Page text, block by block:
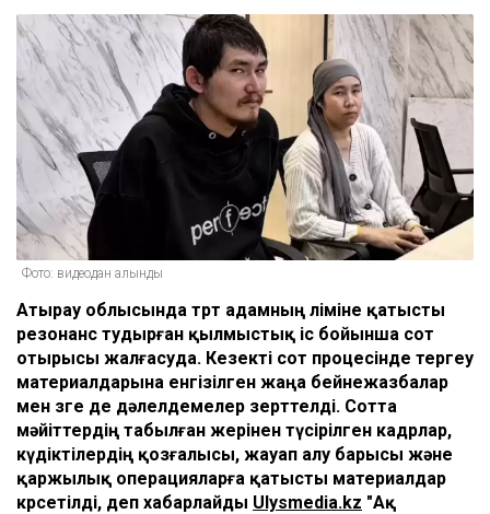
Фото: видеодан алынды
Атырау облысында төрт адамның өліміне қатысты
резонанс тудырған қылмыстық іс бойынша сот
отырысы жалғасуда. Кезекті сот процесінде тергеу
материалдарына енгізілген жаңа бейнежазбалар
мен өзге де дәлелдемелер зерттелді. Сотта
мәйіттердің табылған жерінен түсірілген кадрлар,
күдіктілердің қозғалысы, жауап алу барысы және
қаржылық операцияларға қатысты материалдар
көрсетілді, деп хабарлайды Ulysmedia.kz "Ақ